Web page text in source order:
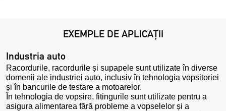
EXEMPLE DE APLICAȚII
Industria auto
Racordurile, racordurile și supapele sunt utilizate în diverse
domenii ale industriei auto, inclusiv în tehnologia vopsitoriei
și în bancurile de testare a motoarelor.
În tehnologia de vopsire, fitingurile sunt utilizate pentru a
asigura alimentarea fără probleme a vopselelor și a